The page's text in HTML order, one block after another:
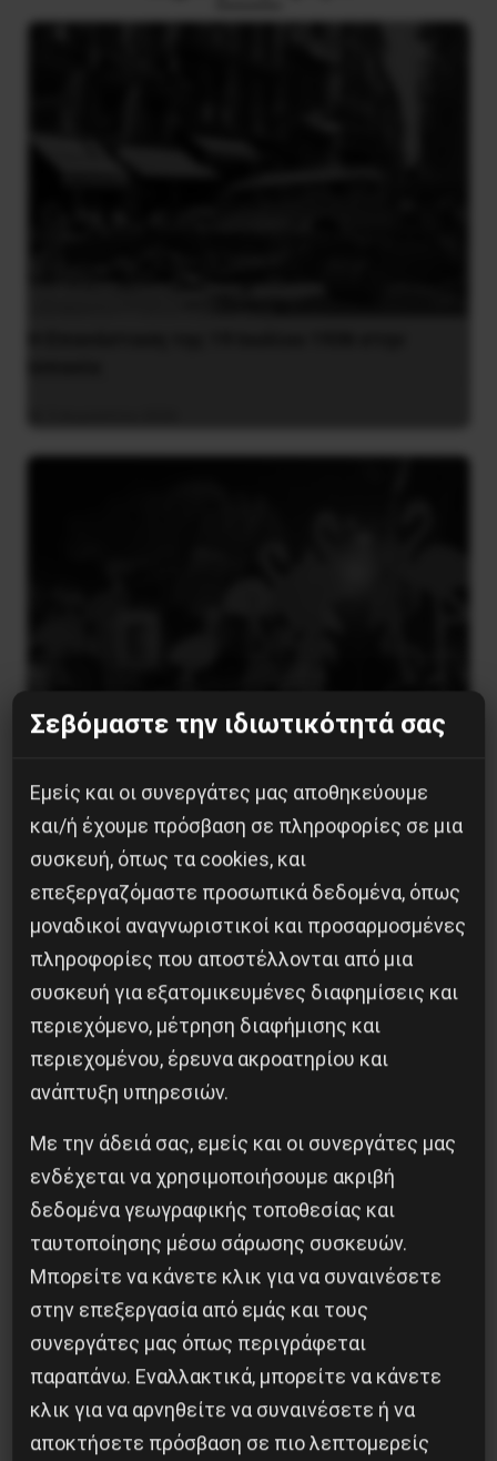
5 Αυγούστου 2026
Η Μπουρκίνα Φάσο του Τραορέ αντι-
ιμπεριαλιστική σχισμή της ιστορίας
26 Μαΐου 2025
Σεβόμαστε την ιδιωτικότητά σας
Εμείς και οι συνεργάτες μας αποθηκεύουμε
και/ή έχουμε πρόσβαση σε πληροφορίες σε μια
συσκευή, όπως τα cookies, και
επεξεργαζόμαστε προσωπικά δεδομένα, όπως
μοναδικοί αναγνωριστικοί και προσαρμοσμένες
πληροφορίες που αποστέλλονται από μια
συσκευή για εξατομικευμένες διαφημίσεις και
περιεχόμενο, μέτρηση διαφήμισης και
περιεχομένου, έρευνα ακροατηρίου και
ανάπτυξη υπηρεσιών.
Με την άδειά σας, εμείς και οι συνεργάτες μας
ενδέχεται να χρησιμοποιήσουμε ακριβή
δεδομένα γεωγραφικής τοποθεσίας και
ταυτοποίησης μέσω σάρωσης συσκευών.
Μπορείτε να κάνετε κλικ για να συναινέσετε
στην επεξεργασία από εμάς και τους
συνεργάτες μας όπως περιγράφεται
παραπάνω. Εναλλακτικά, μπορείτε να κάνετε
κλικ για να αρνηθείτε να συναινέσετε ή να
αποκτήσετε πρόσβαση σε πιο λεπτομερείς